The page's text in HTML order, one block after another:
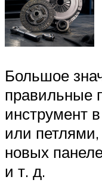
Большое
правильные
инструмент
или
новых
и т. д.